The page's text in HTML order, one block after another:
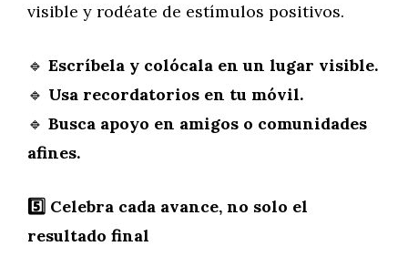
visible y rodéate de estímulos positivos.
🔹 Escríbela y colócala en un lugar visible.
🔹 Usa recordatorios en tu móvil.
🔹 Busca apoyo en amigos o comunidades
afines.
5️ Celebra cada avance, no solo el
resultado final